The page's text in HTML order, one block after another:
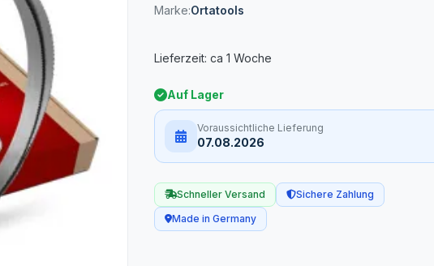
Marke:Ortatools
Auf Lager
Voraussichtliche Lieferung
07.08.2026
Schneller Versand
Sichere Zahlung
Made in Germany